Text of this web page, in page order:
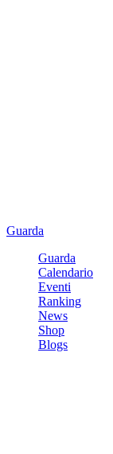
Guarda
Guarda
Calendario
Eventi
Ranking
News
Shop
Blogs